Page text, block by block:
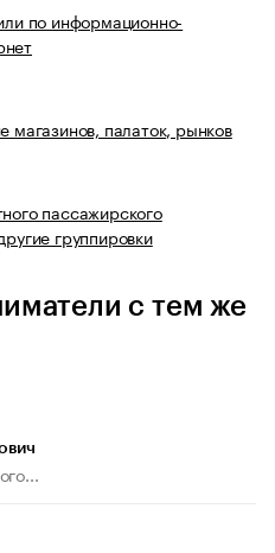
по информационно-
магазинов, палаток, рынков
пассажирского
группировки
с тем же